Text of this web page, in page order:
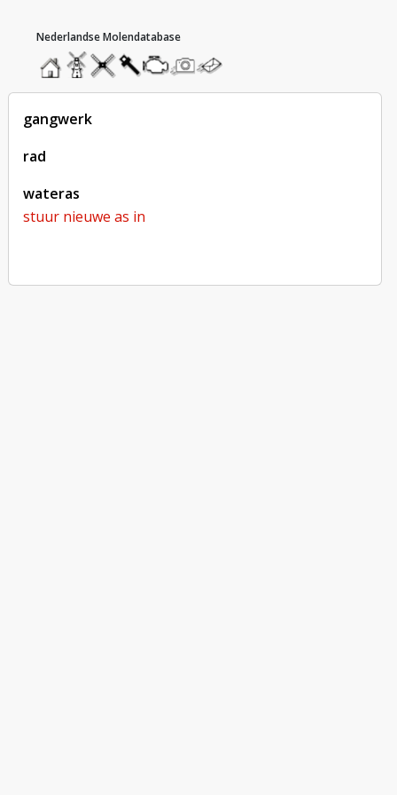
homemolendatabase
roedendatabase
assendatabase
motorendatabase
stuur
een
foto
stuur
een
bericht
gangwerk
rad
wateras
stuur nieuwe as in